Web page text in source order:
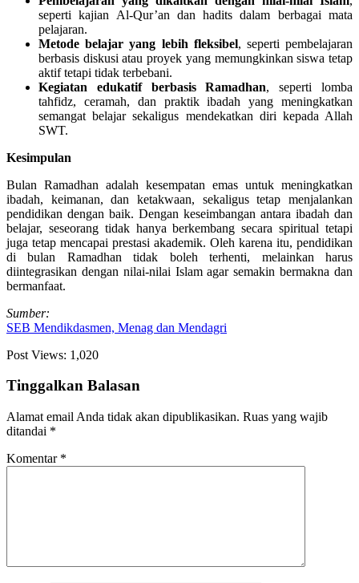
seperti kajian Al-Qur’an dan hadits dalam berbagai mata
pelajaran.
Metode belajar yang lebih fleksibel, seperti pembelajaran
berbasis diskusi atau proyek yang memungkinkan siswa tetap
aktif tetapi tidak terbebani.
Kegiatan edukatif berbasis Ramadhan, seperti lomba
tahfidz, ceramah, dan praktik ibadah yang meningkatkan
semangat belajar sekaligus mendekatkan diri kepada Allah
SWT.
Kesimpulan
Bulan Ramadhan adalah kesempatan emas untuk meningkatkan
ibadah, keimanan, dan ketakwaan, sekaligus tetap menjalankan
pendidikan dengan baik. Dengan keseimbangan antara ibadah dan
belajar, seseorang tidak hanya berkembang secara spiritual tetapi
juga tetap mencapai prestasi akademik. Oleh karena itu, pendidikan
di bulan Ramadhan tidak boleh terhenti, melainkan harus
diintegrasikan dengan nilai-nilai Islam agar semakin bermakna dan
bermanfaat.
Sumber:
SEB Mendikdasmen, Menag dan Mendagri
Post Views: 1,020
Tinggalkan Balasan
Alamat email Anda tidak akan dipublikasikan. Ruas yang wajib
ditandai *
Komentar *